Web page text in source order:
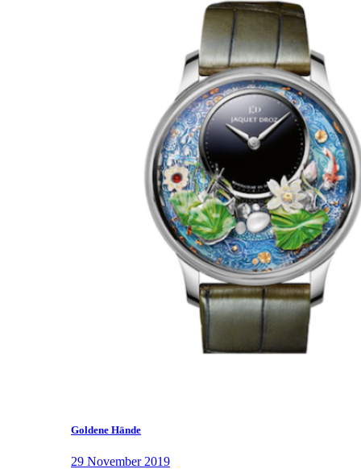
Goldene Hände
29 November 2019